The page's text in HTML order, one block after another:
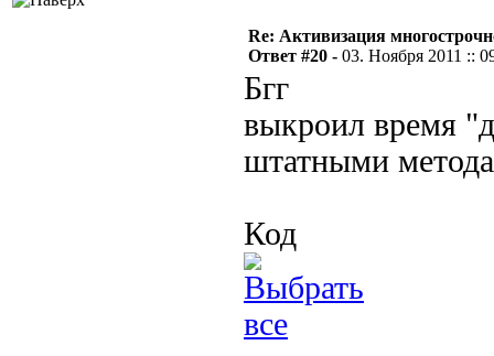
Re: Активизация
Ответ #20 - 03. Ноября 2011 ::
Бгг
выкроил время
штатными
Код